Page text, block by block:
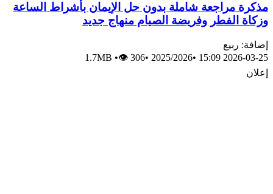
مذكرة مراجعة شاملة بدون حل الإيمان بأشراط الساعة
وزكاة الفطر وفريضة الصيام منهاج جديد
إضافة: ربيع
2026-03-25 15:09
•
2025/2026
•
1.7MB •👁 306
إعلان